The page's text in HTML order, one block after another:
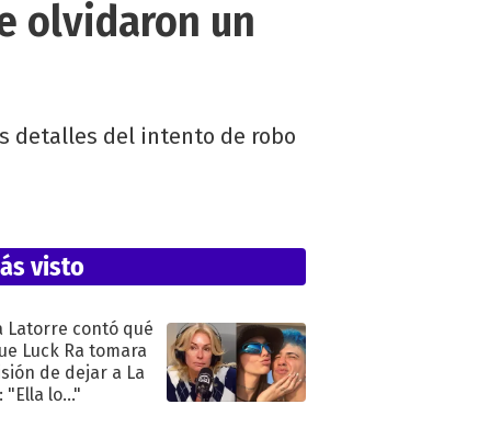
olvidaron un
detalles del intento de robo
visto
Latorre contó qué
Luck Ra tomara
de dejar a La
"Ella lo..."